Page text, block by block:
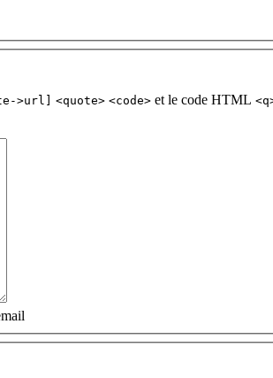
>url] <quote> <code> et le code HTML